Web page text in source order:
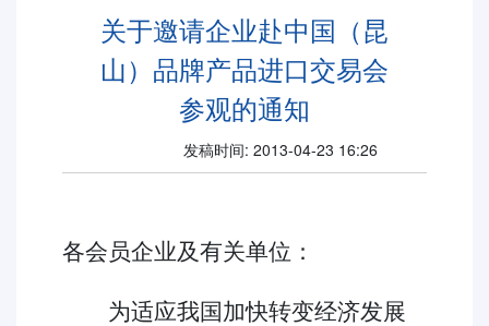
关于邀请企业赴中国（昆
山）品牌产品进口交易会
参观的通知
发稿时间: 2013-04-23 16:26
各会员企业及有关单位：
为适应我国加快转变经济发展